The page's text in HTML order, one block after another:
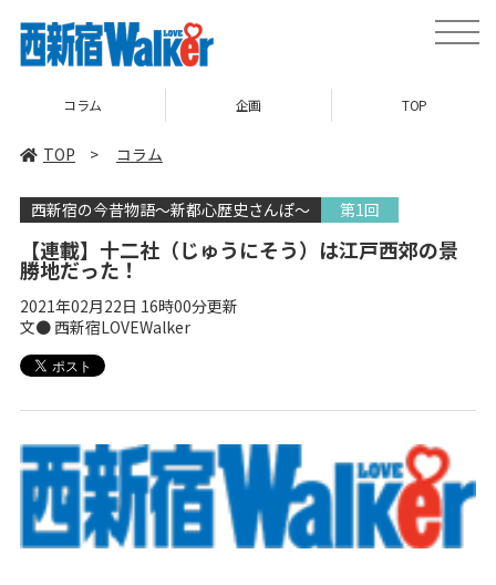
toggle
コラム 企画 TOP
TOP > コラム
西新宿の今昔物語～新都心歴史さんぽ～ 第1回
【連載】十二社（じゅうにそう）は江戸西郊の景
勝地だった！
2021年02月22日 16時00分更新
文● 西新宿LOVEWalker